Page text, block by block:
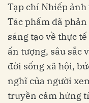
Tạp chí Nhiếp
Tác phẩm đã
sáng tạo về thực
ấn tượng, sâu sắc
đời sống xã hội,
nghĩ của người
truyền cảm hứng